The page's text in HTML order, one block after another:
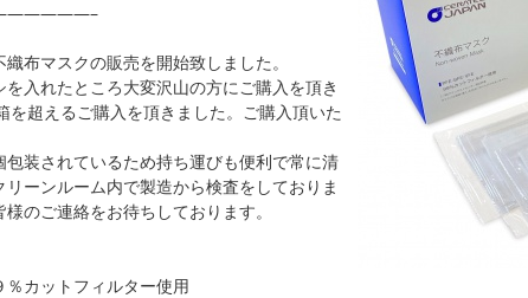
布マスクの販売を開始致しました。
入れたところ大変沢山の方にご購入を頂き
を超えるご購入を頂きました。ご購入頂いた
装されているため持ち運びも便利で常に清
ーンルーム内で製造から検査をしておりま
のご連絡をお待ちしております。
カットフィルター使用